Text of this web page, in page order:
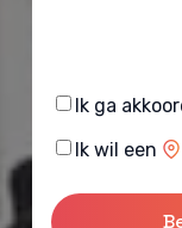
Consent
Ik ga
Consent
Ik wil een